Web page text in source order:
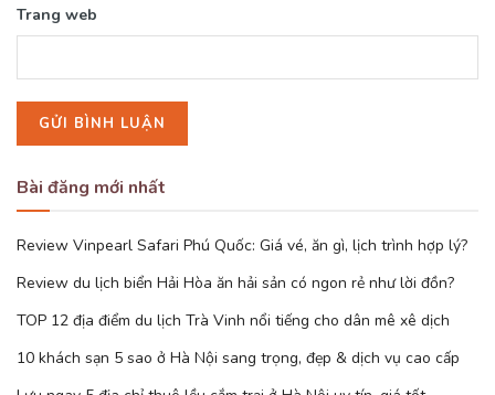
Trang web
Bài đăng mới nhất
Review Vinpearl Safari Phú Quốc: Giá vé, ăn gì, lịch trình hợp lý?
Review du lịch biển Hải Hòa ăn hải sản có ngon rẻ như lời đồn?
TOP 12 địa điểm du lịch Trà Vinh nổi tiếng cho dân mê xê dịch
10 khách sạn 5 sao ở Hà Nội sang trọng, đẹp & dịch vụ cao cấp